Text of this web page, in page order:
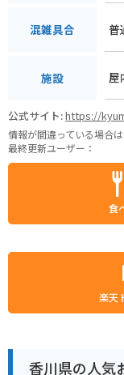
混雑具合 普
施設 屋
公式サイト:https://
情報が間違っている場合は
最終更新ユーザー：
食
楽天
香川県の人気